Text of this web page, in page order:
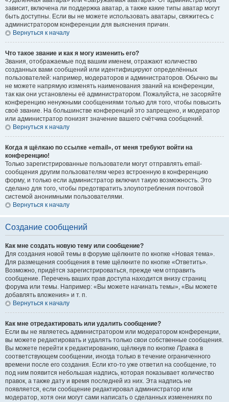
зависит, включена ли поддержка аватар, а также какие типы аватар могут
быть доступны. Если вы не можете использовать аватары, свяжитесь с
администратором конференции для выяснения причин.
Вернуться к началу
Что такое звание и как я могу изменить его?
Звания, отображаемые под вашим именем, отражают количество
созданных вами сообщений или идентифицируют определённых
пользователей: например, модераторов и администраторов. Обычно вы
не можете напрямую изменять наименования званий на конференции,
так как они установлены её администратором. Пожалуйста, не засоряйте
конференцию ненужными сообщениями только для того, чтобы повысить
своё звание. На большинстве конференций это запрещено, и модератор
или администратор понизят значение вашего счётчика сообщений.
Вернуться к началу
Когда я щёлкаю по ссылке «email», от меня требуют войти на
конференцию!
Только зарегистрированные пользователи могут отправлять email-
сообщения другим пользователям через встроенную в конференцию
форму, и только если администратор включил такую возможность. Это
сделано для того, чтобы предотвратить злоупотребления почтовой
системой анонимными пользователями.
Вернуться к началу
Создание сообщений
Как мне создать новую тему или сообщение?
Для создания новой темы в форуме щёлкните по кнопке «Новая тема».
Для размещения сообщения в теме щёлкните по кнопке «Ответить».
Возможно, придётся зарегистрироваться, прежде чем отправить
сообщение. Перечень ваших прав доступа находится внизу страниц
форума или темы. Например: «Вы можете начинать темы», «Вы можете
добавлять вложения» и т. п.
Вернуться к началу
Как мне отредактировать или удалить сообщение?
Если вы не являетесь администратором или модератором конференции,
вы можете редактировать и удалять только свои собственные сообщения.
Вы можете перейти к редактированию, щёлкнув по кнопке Правка в
соответствующем сообщении, иногда только в течение ограниченного
времени после его создания. Если кто-то уже ответил на сообщение, то
под ним появится небольшая надпись, которая показывает количество
правок, а также дату и время последней из них. Эта надпись не
появляется, если сообщение редактировал администратор или
модератор, хотя они могут сами написать о сделанных изменениях по